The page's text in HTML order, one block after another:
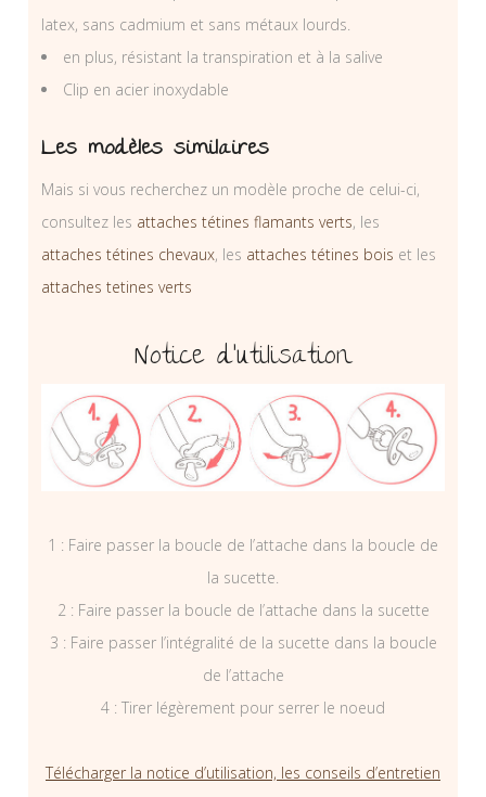
latex, sans cadmium et sans métaux lourds.
en plus, résistant la transpiration et à la salive
Clip en acier inoxydable
Les modèles similaires
Mais si vous recherchez un modèle proche de celui-ci,
consultez les attaches tétines flamants verts, les
attaches tétines chevaux, les attaches tétines bois et les
attaches tetines verts
Notice d’utilisation
1 : Faire passer la boucle de l’attache dans la boucle de
la sucette.
2 : Faire passer la boucle de l’attache dans la sucette
3 : Faire passer l’intégralité de la sucette dans la boucle
de l’attache
4 : Tirer légèrement pour serrer le noeud
Télécharger la notice d’utilisation, les conseils d’entretien